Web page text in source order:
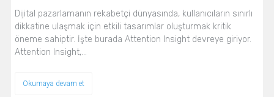
Dijital pazarlamanın rekabetçi dünyasında, kullanıcıların sınırlı
dikkatine ulaşmak için etkili tasarımlar oluşturmak kritik
öneme sahiptir. İşte burada Attention Insight devreye giriyor.
Attention Insight,…
Okumaya devam et